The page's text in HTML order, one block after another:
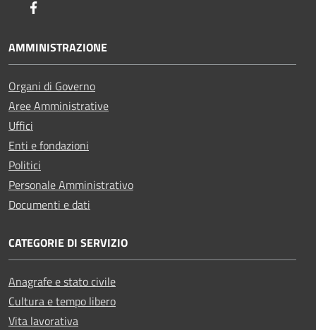
AMMINISTRAZIONE
Organi di Governo
Aree Amministrative
Uffici
Enti e fondazioni
Politici
Personale Amministrativo
Documenti e dati
CATEGORIE DI SERVIZIO
Anagrafe e stato civile
Cultura e tempo libero
Vita lavorativa